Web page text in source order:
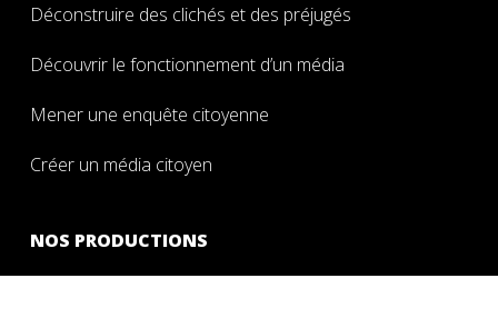
Déconstruire des clichés et des préjugés
Découvrir le fonctionnement d’un média
Mener une enquête citoyenne
Créer un média citoyen
NOS PRODUCTIONS